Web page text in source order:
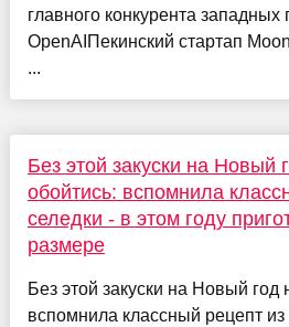
главного конкурента западных
OpenAIПекинский стартап
...
Без этой закуски на Новый
обойтись: вспомнила
селедки - в этом году
размере
Без этой закуски на Новый год
вспомнила классный рецепт из